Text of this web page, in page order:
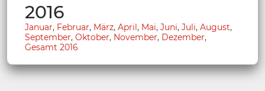
2016
Januar, Februar, März, April, Mai, Juni, Juli, August,
September, Oktober, November, Dezember,
Gesamt 2016